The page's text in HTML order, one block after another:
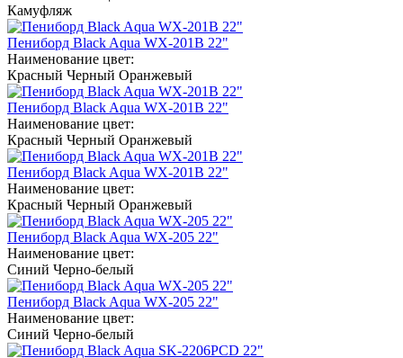
Камуфляж
Пениборд Black Aqua WX-201B 22"
Наименование цвет:
Красный Черный Оранжевый
Пениборд Black Aqua WX-201B 22"
Наименование цвет:
Красный Черный Оранжевый
Пениборд Black Aqua WX-201B 22"
Наименование цвет:
Красный Черный Оранжевый
Пениборд Black Aqua WX-205 22"
Наименование цвет:
Синий Черно-белый
Пениборд Black Aqua WX-205 22"
Наименование цвет:
Синий Черно-белый